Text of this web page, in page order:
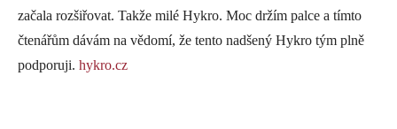
začala rozšiřovat. Takže milé Hykro. Moc držím palce a tímto
čtenářům dávám na vědomí, že tento nadšený Hykro tým plně
podporuji. hykro.cz